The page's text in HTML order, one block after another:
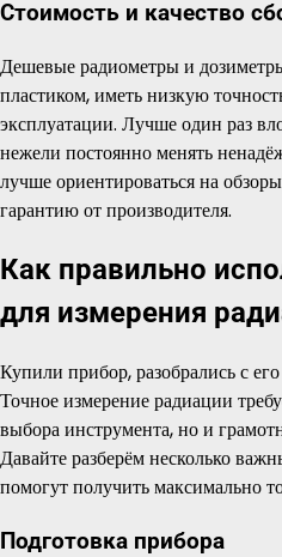
Стоимость и качество
Дешевые радиометры и
пластиком, иметь низкую
эксплуатации. Лучше один раз
нежели постоянно менять
лучше ориентироваться на
гарантию от производителя.
Как правильно
для измерения
Купили прибор, разобрались с
Точное измерение радиации
выбора инструмента, но и
Давайте разберём несколько
помогут получить максимально
Подготовка прибора